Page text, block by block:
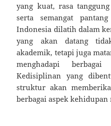
yang kuat, rasa
serta semangat
Indonesia dilatih dalam
yang akan datang
akademik, tetapi juga
menghadapi
Kedisiplinan yang
struktur akan
berbagai aspek kehidupan